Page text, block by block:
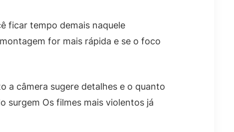
ficar tempo demais naquele
for mais rápida e se o foco
a câmera sugere detalhes e o quanto
surgem Os filmes mais violentos já